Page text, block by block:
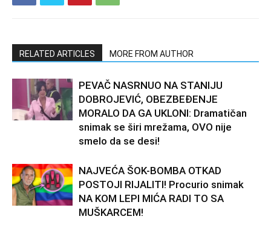
RELATED ARTICLES MORE FROM AUTHOR
PEVAČ NASRNUO NA STANIJU
DOBROJEVIĆ, OBEZBEĐENJE
MORALO DA GA UKLONI: Dramatičan
snimak se širi mrežama, OVO nije
smelo da se desi!
NAJVEĆA ŠOK-BOMBA OTKAD
POSTOJI RIJALITI! Procurio snimak
NA KOM LEPI MIĆA RADI TO SA
MUŠKARCEM!